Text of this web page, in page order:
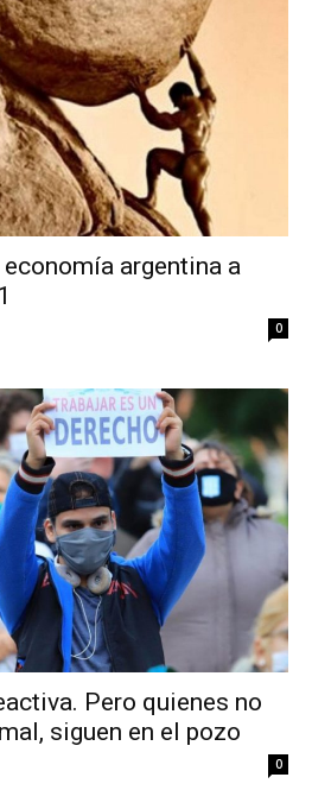
argentina a
0
Pero quienes no
siguen en el pozo
0